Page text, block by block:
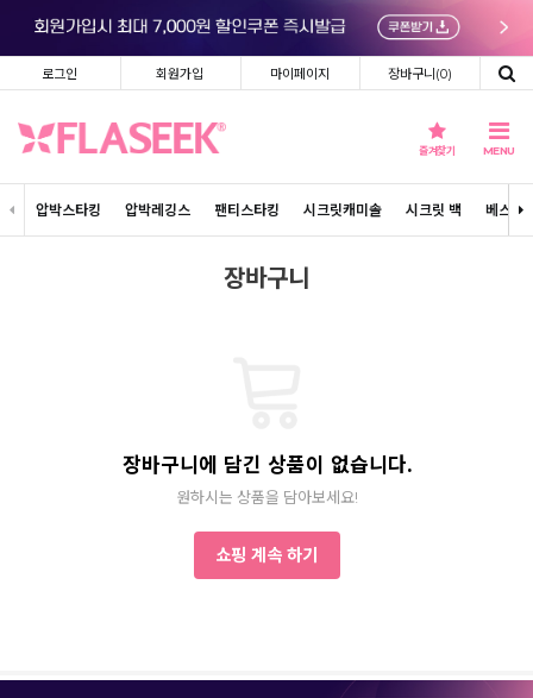
로그인 회원가입 마이페이지 장바구니(0)
즐겨찾기 MENU
압박스타킹 압박레깅스 팬티스타킹 시크릿캐미솔 시크릿 백 베스트
장바구니
장바구니에 담긴 상품이 없습니다.
원하시는 상품을 담아보세요!
쇼핑 계속 하기